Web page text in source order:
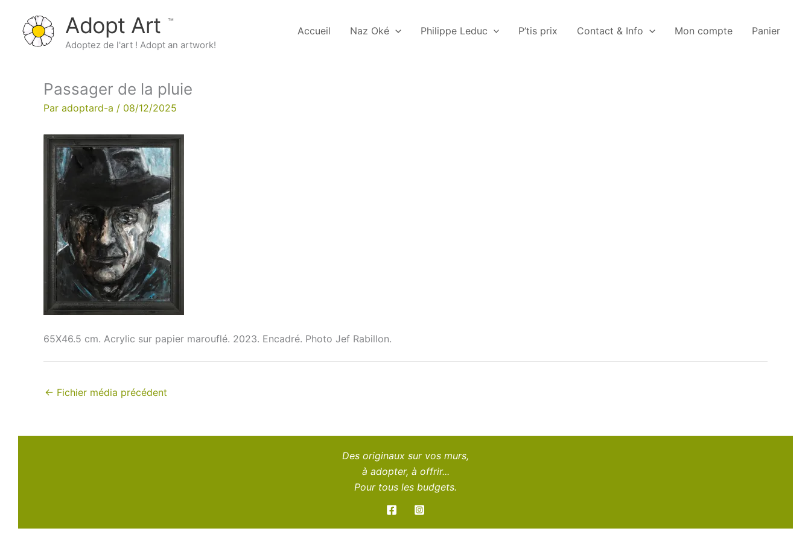
contenu
Adopt Art
Adoptez de l'art ! Adopt an artwork!
Accueil Naz Oké Philippe Leduc P’tis prix Contact & Info Mon compte Panier
Passager de la pluie
Par adoptard-a / 08/12/2025
65X46.5 cm. Acrylic sur papier marouflé. 2023. Encadré. Photo Jef Rabillon.
← Fichier média précédent
Des originaux sur vos murs,
à adopter, à offrir...
Pour tous les budgets.